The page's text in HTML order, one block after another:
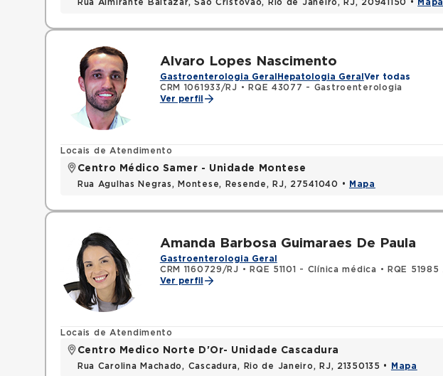
Rua Almirante Baltazar, Sao Cristovao, Rio de Janeiro, RJ, 20941150 • Mapa
Alvaro Lopes Nascimento
Gastroenterologia Geral Hepatologia Geral Ver todas
CRM 1061933/RJ •
RQE 43077 - Gastroenterologia
Ver perfil
Locais de Atendimento
Centro Médico Samer - Unidade Montese
Rua Agulhas Negras, Montese, Resende, RJ, 27541040 • Mapa
Amanda Barbosa Guimaraes De Paula
Gastroenterologia Geral
CRM 1160729/RJ • RQE 51101 - Clínica médica •
RQE 51985 - Gastroenterologia
Ver perfil
Locais de Atendimento
Centro Medico Norte D'Or- Unidade Cascadura
Rua Carolina Machado, Cascadura, Rio de Janeiro, RJ, 21350135 • Mapa